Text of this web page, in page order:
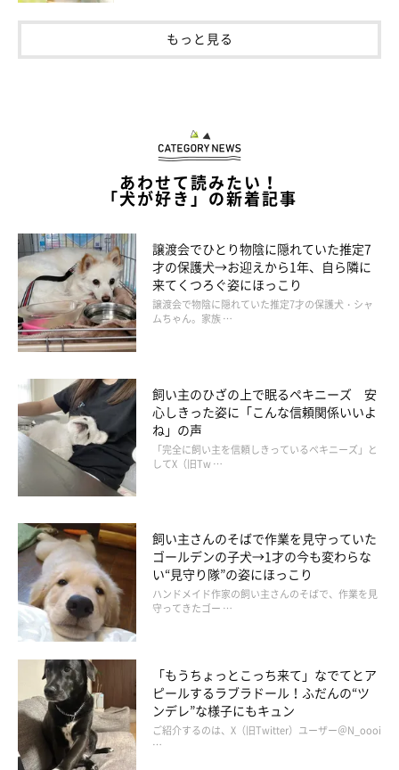
もっと見る
あわせて読みたい！
「犬が好き」の新着記事
譲渡会でひとり物陰に隠れていた推定7
才の保護犬→お迎えから1年、自ら隣に
来てくつろぐ姿にほっこり
譲渡会で物陰に隠れていた推定7才の保護犬・シャ
ムちゃん。家族 …
飼い主のひざの上で眠るペキニーズ 安
心しきった姿に「こんな信頼関係いいよ
ね」の声
「完全に飼い主を信頼しきっているペキニーズ」と
してX（旧Tw …
飼い主さんのそばで作業を見守っていた
ゴールデンの子犬→1才の今も変わらな
い“見守り隊”の姿にほっこり
ハンドメイド作家の飼い主さんのそばで、作業を見
守ってきたゴー …
「もうちょっとこっち来て」なでてとア
ピールするラブラドール！ふだんの“ツ
ンデレ”な様子にもキュン
ご紹介するのは、X（旧Twitter）ユーザー＠N_oooi
…